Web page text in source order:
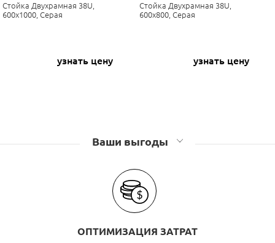
Стойка Двухрамная 38U,
600x1000, Серая
узнать цену
Стойка Двухрамная 38U,
600x800, Серая
узнать цену
Ваши выгоды
ОПТИМИЗАЦИЯ ЗАТРАТ